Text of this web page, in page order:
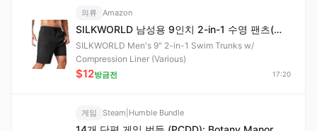
의류 Amazon
SILKWORLD 남성용 9인치 2-in-1 수영 팬츠(압박 라이너 포함, 다양한 색상)
SILKWORLD Men's 9" 2-in-1 Swim Trunks w/
Compression Liner (Various)
$12방금전 17:20
게임 Steam|Humble Bundle